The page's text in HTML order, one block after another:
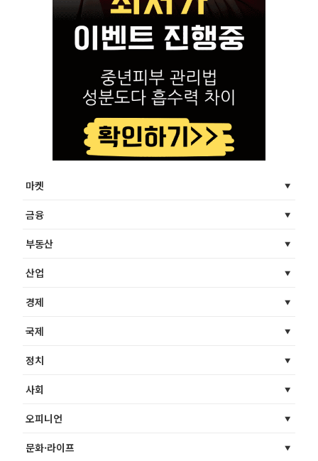
마켓
금융
부동산
산업
경제
국제
정치
사회
오피니언
문화·라이프